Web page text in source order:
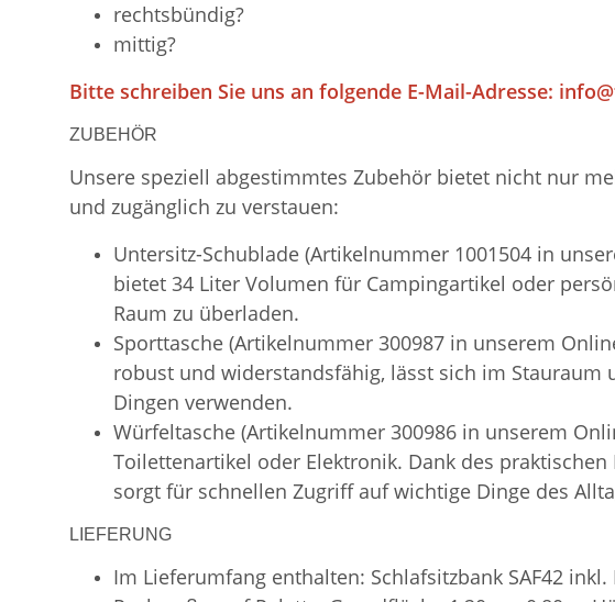
rechtsbündig?
mittig?
Bitte schreiben Sie uns an folgende E-Mail-Adresse:
ZUBEHÖR
Unsere speziell abgestimmtes Zubehör bietet nicht nur
und zugänglich zu verstauen:
Untersitz-Schublade (Artikelnummer 1001504 in
bietet 34 Liter Volumen für Campingartikel oder
Raum zu überladen.
Sporttasche (Artikelnummer 300987 in unserem
robust und widerstandsfähig, lässt sich im
Dingen verwenden.
Würfeltasche (Artikelnummer 300986 in unserem
Toilettenartikel oder Elektronik. Dank des
sorgt für schnellen Zugriff auf wichtige Dinge des
LIEFERUNG
Im Lieferumfang enthalten: Schlafsitzbank SAF42